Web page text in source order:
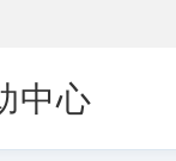
中心